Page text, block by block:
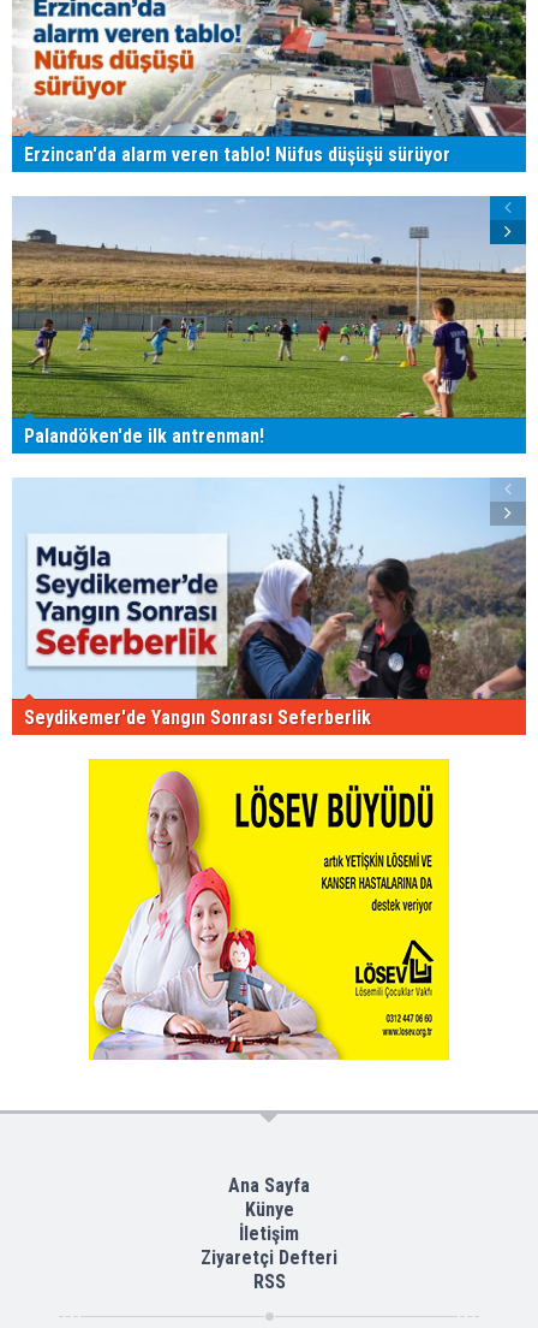
Erzincan'da alarm veren tablo! Nüfus düşüşü sürüyor
Palandöken'de ilk antrenman!
Seydikemer'de Yangın Sonrası Seferberlik
Ana Sayfa
Künye
İletişim
Ziyaretçi Defteri
RSS